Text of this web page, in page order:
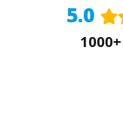
5.0
1000+